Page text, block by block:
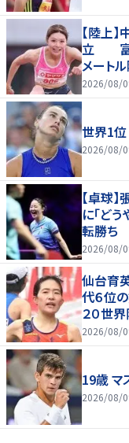
【陸上
立 富士
メート
2026/08/
世界1
2026/08/
【卓球
に「ど
転勝ち
ピオン
2026/08/
仙台育
代６位
２０世
2026/08/
19歳 マ
2026/08/